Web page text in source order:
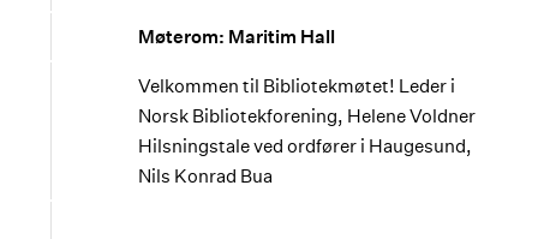
Møterom: Maritim Hall
Velkommen til Bibliotekmøtet! Leder i
Norsk Bibliotekforening, Helene Voldner
Hilsningstale ved ordfører i Haugesund,
Nils Konrad Bua